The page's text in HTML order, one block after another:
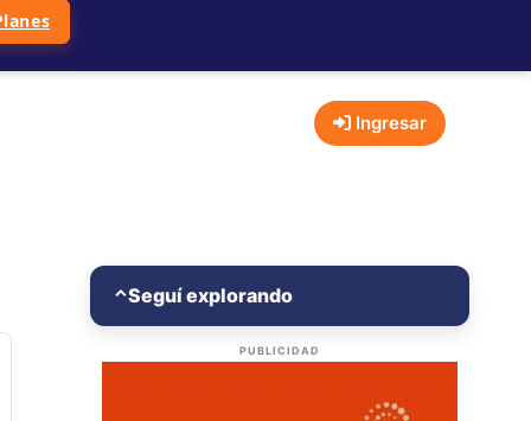
Ingresar
⌃Seguí explorando
PUBLICIDAD